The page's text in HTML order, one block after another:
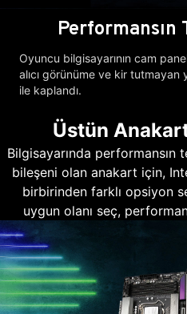
Performansın
Oyuncu bilgisayarının cam
alıcı görünüme ve kir tutmayan
ile kaplandı.
Üstün
Bilgisayarında performansın
bileşeni olan anakart için,
birbirinden farklı opsiyon
uygun olanı seç,